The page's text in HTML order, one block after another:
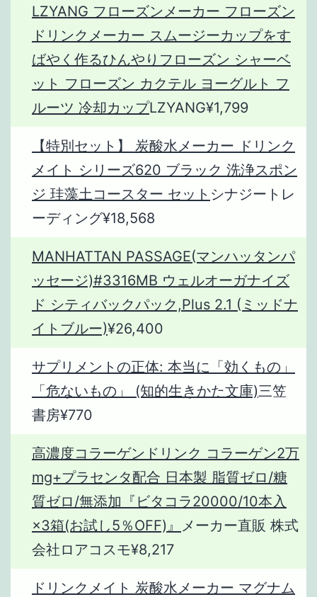
LZYANG フローズンメーカー フローズン
ドリンクメーカー スムージーカップをす
ばやく作るひんやりフローズン シャーベ
ット フローズン カクテル ヨーグルト フ
ルーツ 冷却カップLZYANG¥1,799
【特別セット】 炭酸水メーカー ドリンク
メイト シリーズ620 ブラック 洗浄スポン
ジ 珪藻土コースター セット シナジートレ
ーディング¥18,568
MANHATTAN PASSAGE(マンハッタンパ
ッセージ)#3316MB ウェルオーガナイズ
ド シティバックパック,Plus 2.1 (ミッドナ
イトブルー)¥26,400
サプリメントの正体: 本当に「効くもの」
「危ないもの」 (知的生きかた文庫)三笠
書房¥770
高濃度コラーゲンドリンク コラーゲン2万
mg+プラセンタ配合 日本製 脂質ゼロ/糖
質ゼロ/無添加『ビタコラ20000/10本入
×3箱(お試し5％OFF)』
メーカー直販 株式
会社ロアコスモ¥8,217
ドリンクメイト 炭酸水メーカー マグナム